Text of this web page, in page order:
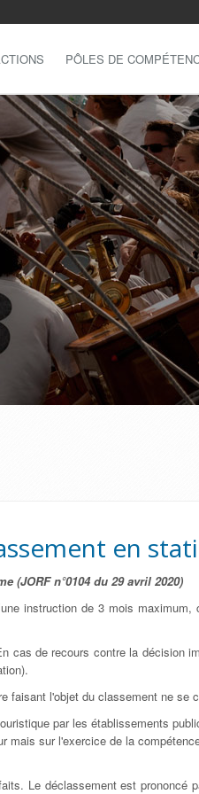
PÔLES DE
en
(JORF n°0104 du 29 avril 2020)
instruction de 3 mois
cas de recours contre la décision
l'objet du classement ne se
par les établissements
sur l'exercice de la
Le déclassement est prononcé